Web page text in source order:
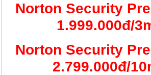
Norton Security
1.999.000đ/
Norton Security
2.799.000đ/